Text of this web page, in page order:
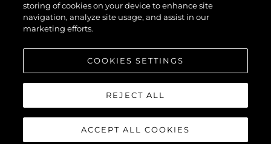
Lifestyle
Geschichte
© 2026 Sunseeker London Group.Alle Rechte vorbehalten.
storing of cookies on your device to enhance site
navigation, analyze site usage, and assist in our
marketing efforts.
COOKIES SETTINGS
REJECT ALL
ACCEPT ALL COOKIES